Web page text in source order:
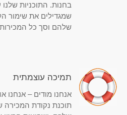
בחנות. התוכניות שלנו
שמגדילים את שימור
שלהם וסך כל
תמיכה עוצמתית
אנחנו מודים – אנחנו
תוכנת נקודת